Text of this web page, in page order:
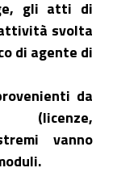
gli atti di
svolta
di agente di
da
(licenze,
vanno